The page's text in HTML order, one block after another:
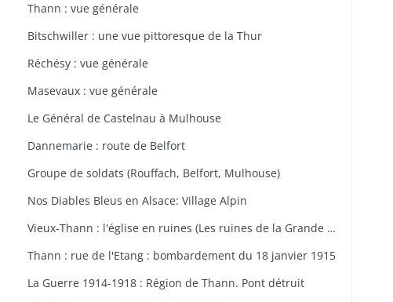
Thann : vue générale
Bitschwiller : une vue pittoresque de la Thur
Réchésy : vue générale
Masevaux : vue générale
Le Général de Castelnau à Mulhouse
Dannemarie : route de Belfort
Groupe de soldats (Rouffach, Belfort, Mulhouse)
Nos Diables Bleus en Alsace: Village Alpin
Vieux-Thann : l'église en ruines (Les ruines de la Grande Guerre)
Thann : rue de l'Etang : bombardement du 18 janvier 1915
La Guerre 1914-1918 : Région de Thann. Pont détruit